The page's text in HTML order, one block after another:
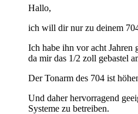
Hallo,
ich will dir nur zu deinem
Ich habe ihn vor acht Jahren
da mir das 1/2 zoll gebastel
Der Tonarm des 704 ist
Und daher hervorragend
Systeme zu betreiben.